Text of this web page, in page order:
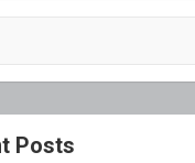
Posts